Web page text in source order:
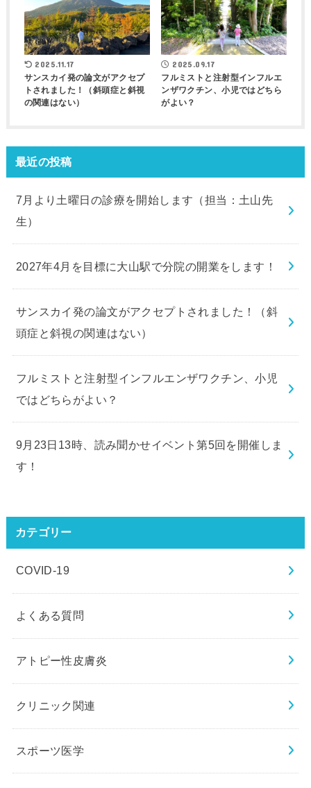
2025.11.17
サンスカイ発の論文がアクセプ
トされました！（斜頭症と斜視
の関連はない）
2025.09.17
フルミストと注射型インフルエ
ンザワクチン、小児ではどちら
がよい？
最近の投稿
7月より土曜日の診療を開始します（担当：土山先
生）
2027年4月を目標に大山駅で分院の開業をします！
サンスカイ発の論文がアクセプトされました！（斜
頭症と斜視の関連はない）
フルミストと注射型インフルエンザワクチン、小児
ではどちらがよい？
9月23日13時、読み聞かせイベント第5回を開催しま
す！
カテゴリー
COVID-19
よくある質問
アトピー性皮膚炎
クリニック関連
スポーツ医学